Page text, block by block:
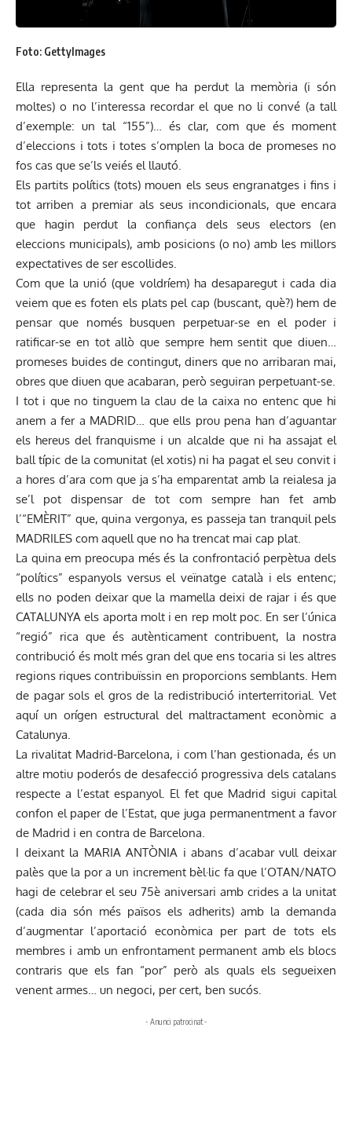
Foto: GettyImages
Ella representa la gent que ha perdut la memòria (i són
moltes) o no l’interessa recordar el que no li convé (a tall
d’exemple: un tal “155”)… és clar, com que és moment
d’eleccions i tots i totes s’omplen la boca de promeses no
fos cas que se’ls veiés el llautó.
Els partits polítics (tots) mouen els seus engranatges i fins i
tot arriben a premiar als seus incondicionals, que encara
que hagin perdut la confiança dels seus electors (en
eleccions municipals), amb posicions (o no) amb les millors
expectatives de ser escollides.
Com que la unió (que voldríem) ha desaparegut i cada dia
veiem que es foten els plats pel cap (buscant, què?) hem de
pensar que només busquen perpetuar-se en el poder i
ratificar-se en tot allò que sempre hem sentit que diuen…
promeses buides de contingut, diners que no arribaran mai,
obres que diuen que acabaran, però seguiran perpetuant-se.
I tot i que no tinguem la clau de la caixa no entenc que hi
anem a fer a MADRID… que ells prou pena han d’aguantar
els hereus del franquisme i un alcalde que ni ha assajat el
ball típic de la comunitat (el xotis) ni ha pagat el seu convit i
a hores d’ara com que ja s’ha emparentat amb la reialesa ja
se’l pot dispensar de tot com sempre han fet amb
l’“EMÈRIT” que, quina vergonya, es passeja tan tranquil pels
MADRILES com aquell que no ha trencat mai cap plat.
La quina em preocupa més és la confrontació perpètua dels
“polítics” espanyols versus el veïnatge català i els entenc;
ells no poden deixar que la mamella deixi de rajar i és que
CATALUNYA els aporta molt i en rep molt poc. En ser l’única
“regió” rica que és autènticament contribuent, la nostra
contribució és molt més gran del que ens tocaria si les altres
regions riques contribuïssin en proporcions semblants. Hem
de pagar sols el gros de la redistribució interterritorial. Vet
aquí un orígen estructural del maltractament econòmic a
Catalunya.
La rivalitat Madrid-Barcelona, i com l’han gestionada, és un
altre motiu poderós de desafecció progressiva dels catalans
respecte a l’estat espanyol. El fet que Madrid sigui capital
confon el paper de l’Estat, que juga permanentment a favor
de Madrid i en contra de Barcelona.
I deixant la MARIA ANTÒNIA i abans d’acabar vull deixar
palès que la por a un increment bèl·lic fa que l’OTAN/NATO
hagi de celebrar el seu 75è aniversari amb crides a la unitat
(cada dia són més països els adherits) amb la demanda
d’augmentar l’aportació econòmica per part de tots els
membres i amb un enfrontament permanent amb els blocs
contraris que els fan “por” però als quals els segueixen
venent armes… un negoci, per cert, ben sucós.
- Anunci patrocinat -